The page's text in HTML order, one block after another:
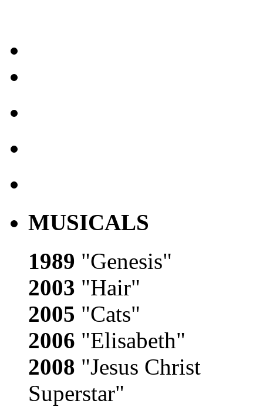
MUSICALS
1989 "Genesis"
2003 "Hair"
2005 "Cats"
2006 "Elisabeth"
2008 "Jesus Christ
Superstar"